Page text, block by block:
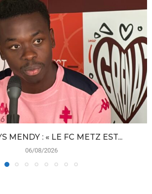
MENDY : « LE FC METZ EST...
06/08/2026